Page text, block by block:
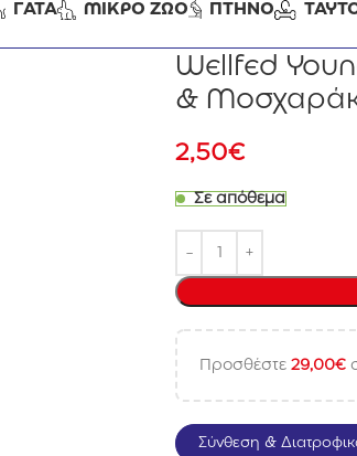
ΓΑΤΑ ΜΙΚΡΟ ΖΩΟ ΠΤΗΝΟ
Wellfed
&
2,50€
Σε απόθεμα
Προσθέστε 29,00€
Σύνθεση &